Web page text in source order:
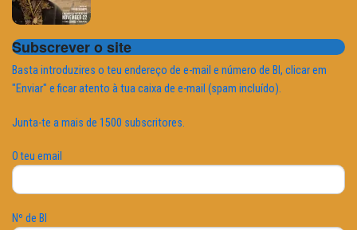
Subscrever o site
Basta introduzires o teu endereço de e-mail e número de BI, clicar em
"Enviar" e ficar atento à tua caixa de e-mail (spam incluído).
Junta-te a mais de 1500 subscritores.
O teu email
Nº de BI